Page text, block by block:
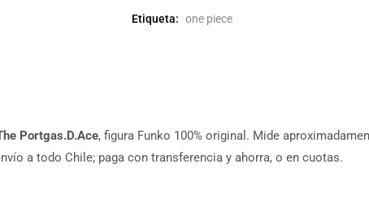
Etiqueta: one piece
Portgas.D.Ace, figura Funko 100% original. Mide
a todo Chile; paga con transferencia y ahorra, o en cuotas.